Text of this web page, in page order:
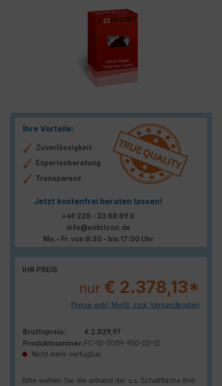
Ihre Vorteile:
Zuverlässigkeit
Expertenberatung
Transparenz
Jetzt kostenfrei beraten lassen!
+49 228 - 33 88 89 0
info@enbitcon.de
Mo.- Fr. von 8:30 - bis 17:00 Uhr
IHR PREIS
nur € 2.378,13*
Preise exkl. MwSt. zzgl. Versandkosten
Bruttopreis:
€ 2.829,97
Produktnummer: FC-10-00119-950-02-12
Nicht mehr verfügbar
Bitte wählen Sie die anhand der u.s. Schaltfläche Ihre